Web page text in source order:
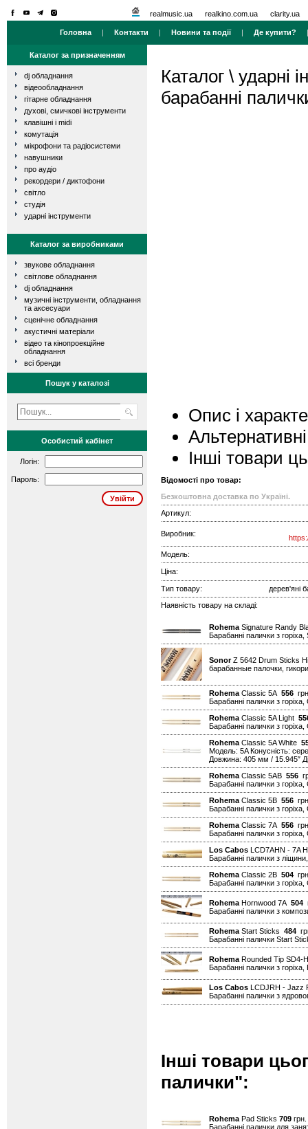
realmusic.ua realkino.com.ua clarity.ua
Головна | Контакти | Новини та події| Де купити?
Каталог за призначенням
dj обладнання
відеообладнання
гітарне обладнання
духові, смичкові інструменти
клавішні і midi
комутація
мікрофони та радіосистеми
навушники
про аудіо
рекордери / диктофони
світло
студія
ударні інструменти
Каталог за виробниками
звукове обладнання
світлове обладнання
dj обладнання
музичні інструменти, обладнання
та аксесуари
сценічне обладнання
акустичні матеріали
відео та кінопроекційне
обладнання
всі бренди
Пошук у каталозі
Особистий кабінет
Логін:
Пароль:
Каталог \ ударні
барабанні
Опис і
Інші товари
Відомості про товар:
Безкоштовна доставка по Україні.
Артикул:
Виробник:
Модель:
Ціна:
Тип товару:
дерев'яні
Наявність товару на складі:
Rohema Signature Randy
Барабанні палички з
SonorZ 5642 Drum Sticks
барабанные палочки,
Rohema Classic 5A 556
Барабанні палички з
Rohema Classic 5A Light
Барабанні палички з
Rohema Classic 5A White
Модель: 5A Конусність:
Довжина: 405 мм / 15.945″
Rohema Classic 5AB 556
Барабанні палички з
Rohema Classic 5B 556
Барабанні палички з
Rohema Classic 7A 556
Барабанні палички з
Los Cabos LCD7AHN - 7A
Барабанні палички з
Rohema Classic 2B 504
Барабанні палички з
Rohema Hornwood 7A 504
Барабанні палички з
Rohema Start Sticks 484
Барабанні палички Start
Rohema Rounded Tip
Барабанні палички з
Los Cabos LCDJRH -
Барабанні палички з
Інші товари
палички":
Rohema Pad Sticks 709
Барабанні палички для